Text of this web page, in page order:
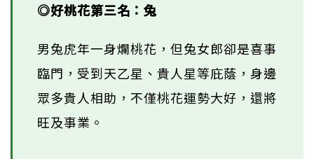
◎好桃花第三名：兔
男兔虎年一身爛桃花，但兔女郎卻是喜事
臨門，受到天乙星、貴人星等庇蔭，身邊
眾多貴人相助，不僅桃花運勢大好，還將
旺及事業。